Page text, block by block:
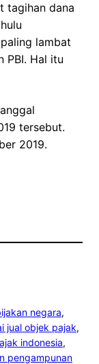
tagihan dana
lambat
PBI. Hal itu
tersebut.
2019.
negara
jual objek pajak
indonesia
pengampunan